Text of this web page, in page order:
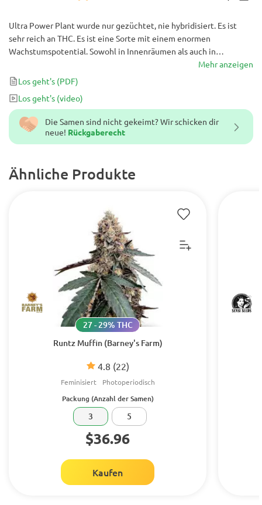
Die Samen sind nicht gekeimt? Wir schicken dir
neue! Rückgaberecht
Ähnliche Produkte
Runtz Muffin (Barney's Farm)
4.8 (22)
27 - 29% THC
Feminisiert Photoperiodisch
Packung (Anzahl der Samen)
3 5
$36.96
Kaufen
Ultra Power Plant wurde nur gezüchtet, nie hybridisiert. Es ist
sehr reich an THC. Es ist eine Sorte mit einem enormen
Wachstumspotential. Sowohl in Innenräumen als auch in
Gewächshäusern haben die Pflanzen einen enormen Ertrag.
Mehr anzeigen
Los geht's (PDF)
Los geht's (video)